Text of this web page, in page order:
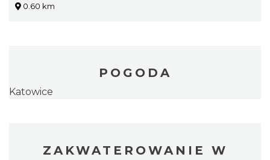
0.60 km
POGODA
Katowice
ZAKWATEROWANIE W